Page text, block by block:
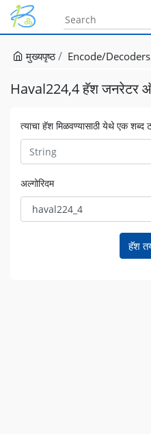
मुख्यपृष्ठ Encode/Decoders
Haval224,4 हॅश जनरेटर
त्याचा हॅश मिळवण्यासाठी येथे एक शब्द
अल्गोरिदम
हॅश